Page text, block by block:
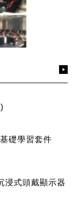
礎學習套件
浸式頭戴顯示器